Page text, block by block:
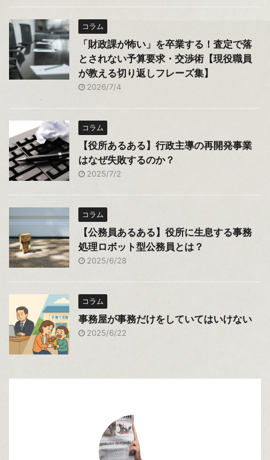
コラム
「財政課が怖い」を卒業する！査定で落
とされない予算要求・交渉術【現役職員
が教える切り返しフレーズ集】
2026/7/4
コラム
【役所あるある】行政主導の再開発事業
はなぜ失敗するのか？
2025/7/2
コラム
【公務員あるある】役所に生息する事務
処理ロボット型公務員とは？
2025/6/28
コラム
事務屋が事務だけをしていてはいけない
2025/6/22